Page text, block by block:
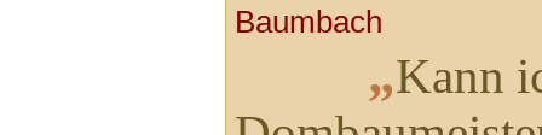
„Kann